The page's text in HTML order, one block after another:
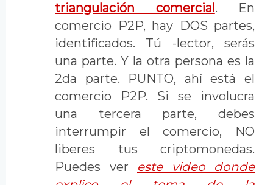
triangulación comercial. En
comercio P2P, hay DOS partes,
identificados. Tú -lector, serás
una parte. Y la otra persona es la
2da parte. PUNTO, ahí está el
comercio P2P. Si se involucra
una tercera parte, debes
interrumpir el comercio, NO
liberes tus criptomonedas.
Puedes ver este video donde